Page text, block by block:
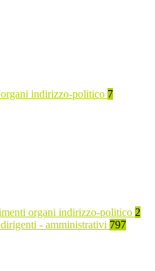
indirizzo-politico 7
organi indirizzo-politico 2
- amministrativi 797